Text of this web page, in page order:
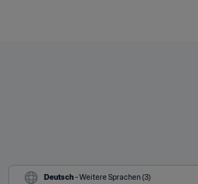
Deutsch - Weitere Sprachen (3)